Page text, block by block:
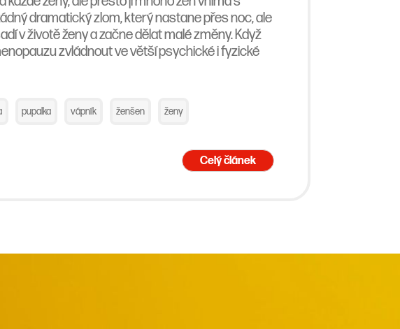
dramatický zlom, který nastane přes noc, ale
v životě ženy a začne dělat malé změny. Když
zvládnout ve větší psychické i fyzické
pupalka vápník ženšen ženy
Celý článek